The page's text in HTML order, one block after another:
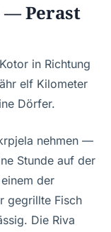
— Perast
in Richtung
elf Kilometer
Dörfer.
nehmen —
Stunde auf der
der
gegrillte Fisch
Die Riva